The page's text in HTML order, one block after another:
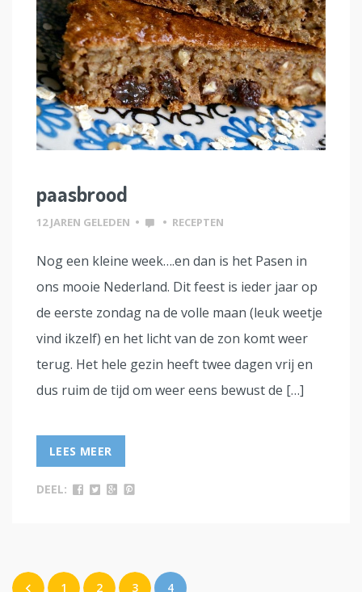
paasbrood
12 JAREN GELEDEN • • RECEPTEN
Nog een kleine week….en dan is het Pasen in
ons mooie Nederland. Dit feest is ieder jaar op
de eerste zondag na de volle maan (leuk weetje
vind ikzelf) en het licht van de zon komt weer
terug. Het hele gezin heeft twee dagen vrij en
dus ruim de tijd om weer eens bewust de […]
LEES MEER
DEEL:
1 2 3 4